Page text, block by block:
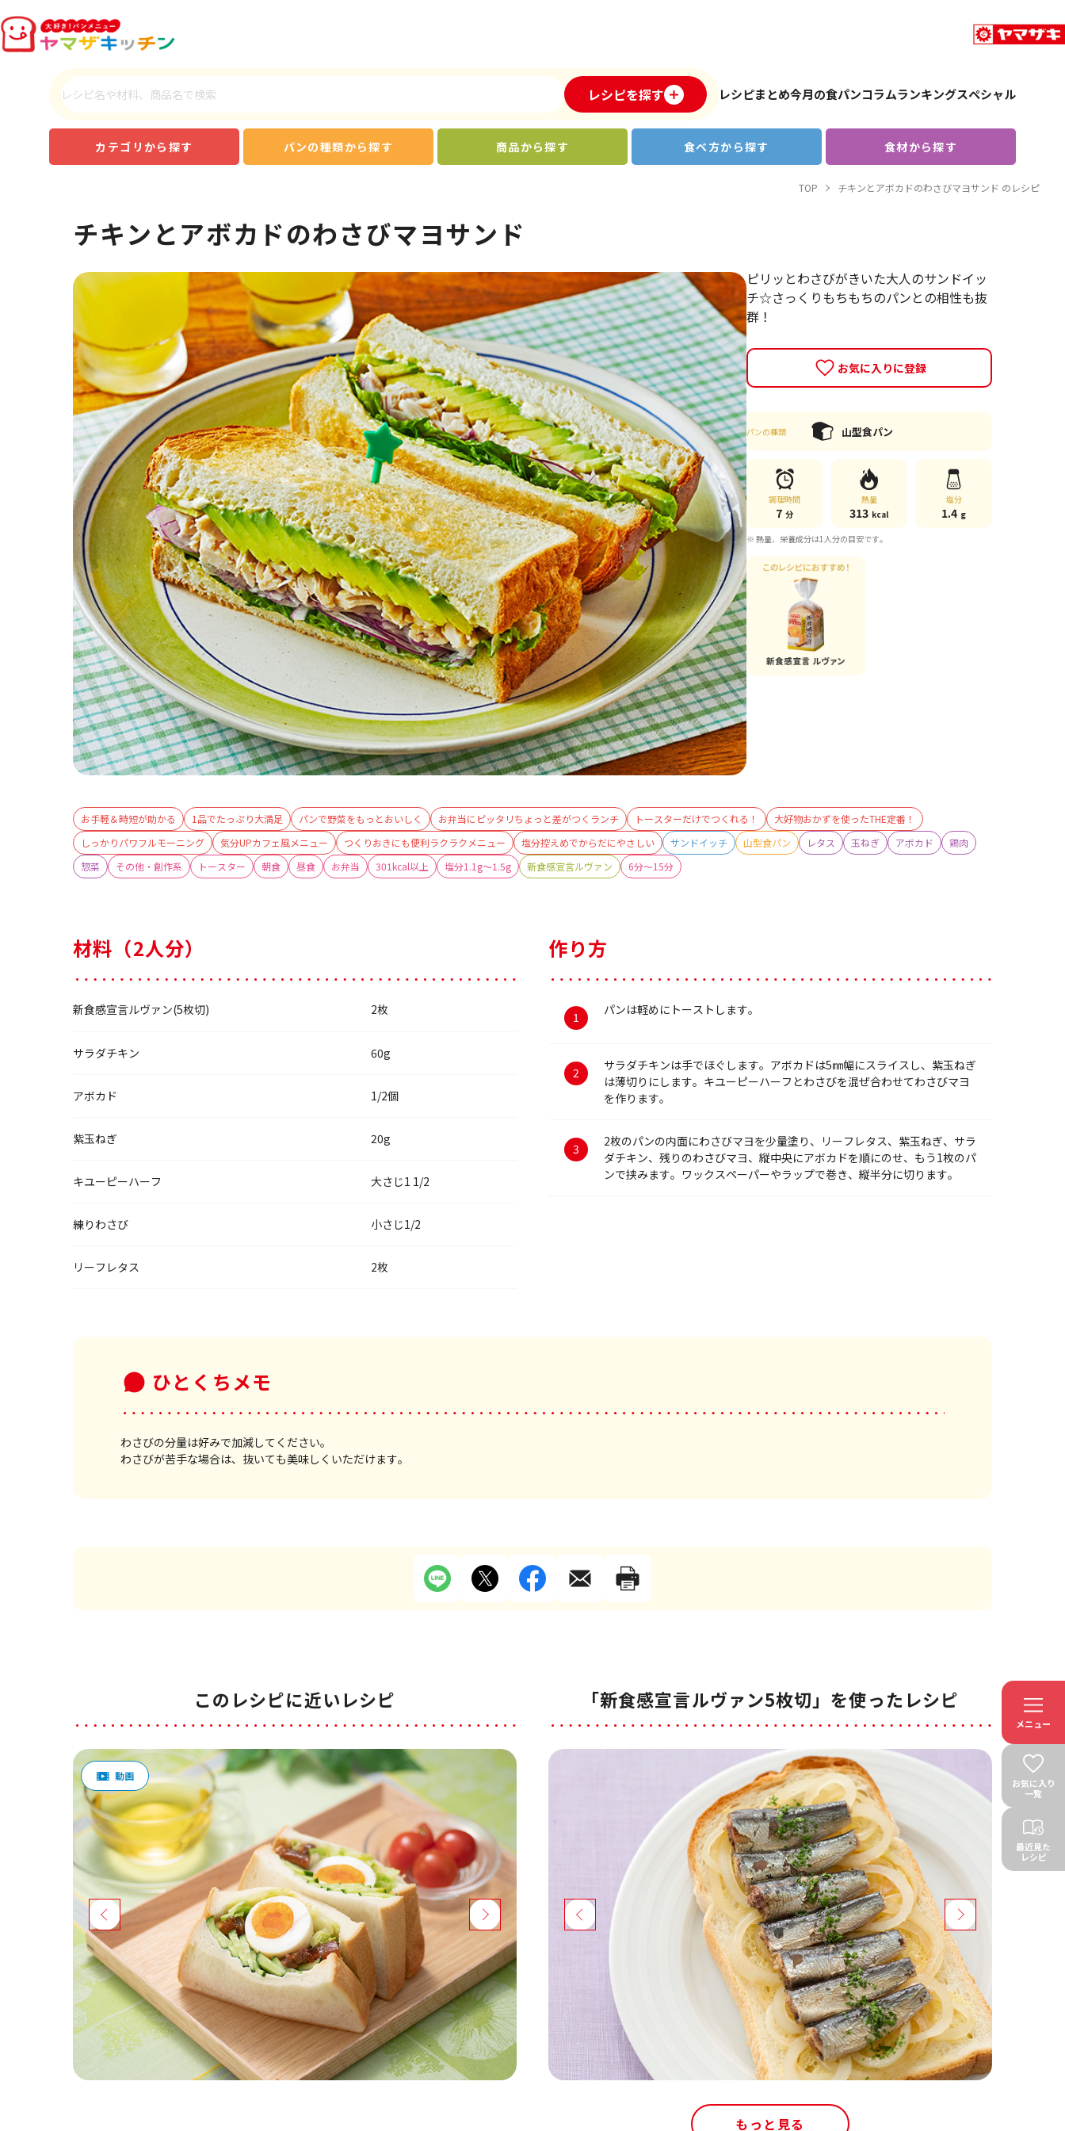
レシピを探す レシピまとめ今月の食パンコラムランキングスペシャル
カテゴリから探す パンの種類から探す 商品から探す 食べ方から探す 食材から探す
TOP チキンとアボカドのわさびマヨサンド のレシピ
チキンとアボカドのわさびマヨサンド
ピリッとわさびがきいた大人のサンドイッ
チ☆さっくりもちもちのパンとの相性も抜
群！
お気に入りに登録
パンの種類 山型食パン
調理時間
7 分
熱量
313 kcal
塩分
1.4 g
※ 熱量、栄養成分は1人分の目安です。
お手軽＆時短が助かる 1品でたっぷり大満足 パンで野菜をもっとおいしく お弁当にピッタリちょっと差がつくランチ トースターだけでつくれる！
大好物おかずを使ったTHE定番！
しっかりパワフルモーニング
気分UPカフェ風メニュー つくりおきにも便利ラクラクメニュー 塩分控えめでからだにやさしい サンドイッチ 山型食パン レタス 玉ねぎ アボカド
鶏肉
惣菜
その他・創作系 トースター 朝食 昼食 お弁当 301kcal以上 塩分1.1g～1.5g 新食感宣言ルヴァン 6分～15分
材料（2人分）
新食感宣言ルヴァン(5枚切) 2枚
サラダチキン 60g
アボカド 1/2個
紫玉ねぎ 20g
キユーピーハーフ 大さじ1 1/2
練りわさび 小さじ1/2
リーフレタス 2枚
作り方
パンは軽めにトーストします。
サラダチキンは手でほぐします。アボカドは5㎜幅にスライスし、紫玉ねぎ
は薄切りにします。キユーピーハーフとわさびを混ぜ合わせてわさびマヨ
を作ります。
2枚のパンの内面にわさびマヨを少量塗り、リーフレタス、紫玉ねぎ、サラ
ダチキン、残りのわさびマヨ、縦中央にアボカドを順にのせ、もう1枚のパ
ンで挟みます。ワックスペーパーやラップで巻き、縦半分に切ります。
ひとくちメモ
わさびの分量は好みで加減してください。
わさびが苦手な場合は、抜いても美味しくいただけます。
このレシピに近いレシピ 「新食感宣言ルヴァン5枚切」を使ったレシピ
もっと見る
メニュー
お気に入り
一覧
最近見た
レシピ